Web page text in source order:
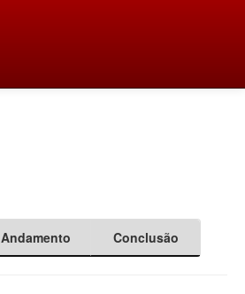
Andamento Conclusão